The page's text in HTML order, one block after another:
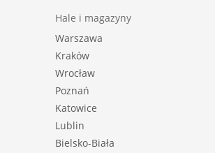
Hale i magazyny
Warszawa
Kraków
Wrocław
Poznań
Katowice
Lublin
Bielsko-Biała